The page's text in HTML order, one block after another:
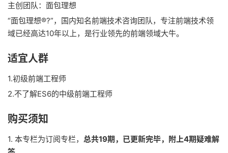
主创团队：面包理想
“面包理想®?”，国内知名前端技术咨询团队，专注前端技术领
域已经高达10年以上，是行业领先的前端领域大牛。
适宜人群
1.初级前端工程师
2.不了解ES6的中级前端工程师
购买须知
1. 本专栏为订阅专栏， 总共19期，已更新完毕，附上4期疑难解